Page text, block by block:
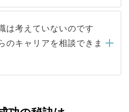
まうと、応募が殺到する場
求める条件に合った人材の
社に依頼するケースが増え
要はありません。内定先へ
キャリアパートナーが行い
いすることはありませんの
さい。当サイトからの登録
ご登録者様の個人情報は、
アアップおよび転職活動の
用いたします。お預かりし
個人データはご本人の許可
は考えていないのです
のキャリアを相談できま
在の医療機関の状況や紹介